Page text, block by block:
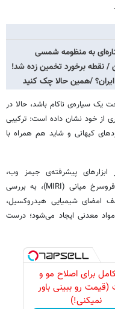
به منظومه شمسی
/ نقطه برخورد تخمین زده شد!
/همین حالا چک کنید
سیاره‌ی ناکام باشد، حالا در
از خود نشان داده است: ترکیبی
کیهانی و شاید هم همراه با
از ابزارهای پیشرفته‌ی جیمز وب،
طیف‌سنج فروسرخ نزدیک (NIRSpec) و ابزار فروسرخ میانی (MIRI)، به بررسی
امضای شیمیایی هیدروکسیل،
معدنی ایجاد می‌شود؛ درست
کامل برای اصلاح مو و
رو ببینی باور
نمیکنی!)